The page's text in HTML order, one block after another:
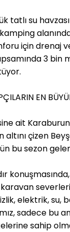
tatlı su
için drenaj
3
EN
ait
altını çizen
bu sezon
elektrik, su,
sadece bu
sahip